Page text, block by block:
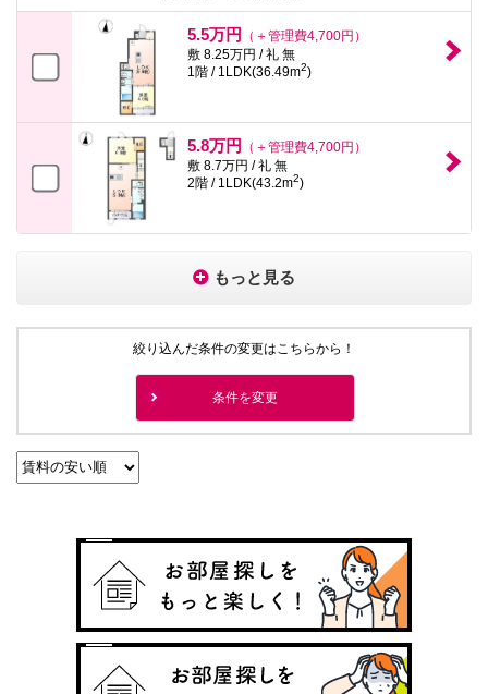
5.5万円
（＋管理費4,700円）
敷 8.25万円 / 礼 無
1階 / 1LDK(36.49m2)
5.8万円
（＋管理費4,700円）
敷 8.7万円 / 礼 無
2階 / 1LDK(43.2m2)
もっと見る
絞り込んだ条件の変更はこちらから！
条件を変更